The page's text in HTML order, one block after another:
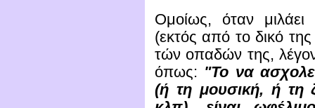
Ομοίως, όταν μιλάει
(εκτός από το δικό
τών οπαδών της,
όπως: "Το να
(ή τη μουσική, ή τη